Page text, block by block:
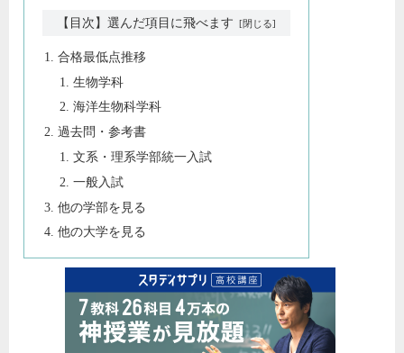
【目次】選んだ項目に飛べます
合格最低点推移
生物学科
海洋生物科学科
過去問・参考書
文系・理系学部統一入試
一般入試
他の学部を見る
他の大学を見る